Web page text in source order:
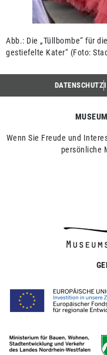
Abb.: Die „Tüllbombe“ für
gestiefelte Kater“ (Foto:
DATENSCHUTZ
Wenn Sie Freude und
persönliche